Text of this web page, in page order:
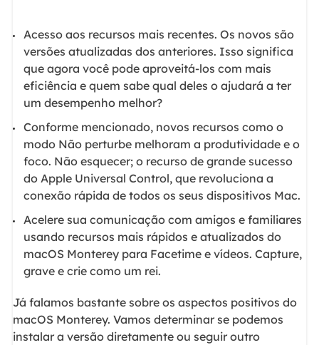
Acesso aos recursos mais recentes. Os novos são
versões atualizadas dos anteriores. Isso significa
que agora você pode aproveitá-los com mais
eficiência e quem sabe qual deles o ajudará a ter
um desempenho melhor?
Conforme mencionado, novos recursos como o
modo Não perturbe melhoram a produtividade e o
foco. Não esquecer; o recurso de grande sucesso
do Apple Universal Control, que revoluciona a
conexão rápida de todos os seus dispositivos Mac.
Acelere sua comunicação com amigos e familiares
usando recursos mais rápidos e atualizados do
macOS Monterey para Facetime e vídeos. Capture,
grave e crie como um rei.
Já falamos bastante sobre os aspectos positivos do
macOS Monterey. Vamos determinar se podemos
instalar a versão diretamente ou seguir outro